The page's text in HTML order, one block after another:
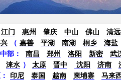
江门 惠州 肇庆 中山 佛山 清远
（ 嘉善 平湖 南湖 桐乡 海盐
中部： 南昌 郑州 洛阳 新密 武
涞水 ） 太原 晋中 沈阳 济南
印尼 泰国 越南 柬埔寨 马来